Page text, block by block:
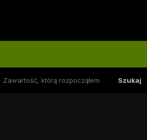
Zawartość, którą rozpocząłem Szukaj